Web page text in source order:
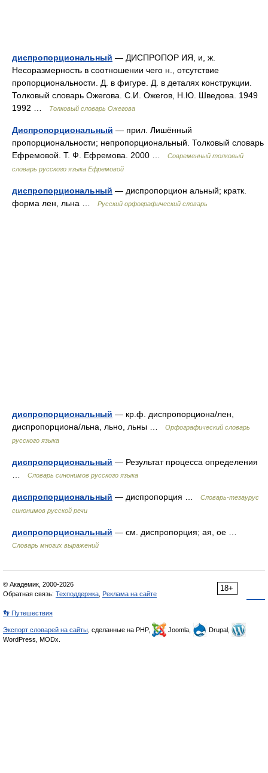
диспропорциональный — ДИСПРОПОР ИЯ, и, ж.
Несоразмерность в соотношении чего н., отсутствие
пропорциональности. Д. в фигуре. Д. в деталях конструкции.
Толковый словарь Ожегова. С.И. Ожегов, Н.Ю. Шведова. 1949
1992 …
Толковый словарь Ожегова
Диспропорциональный — прил. Лишённый
пропорциональности; непропорциональный. Толковый словарь
Ефремовой. Т. Ф. Ефремова. 2000 …
Современный толковый
словарь русского языка Ефремовой
диспропорциональный — диспропорцион альный; кратк.
форма лен, льна …
Русский орфографический словарь
диспропорциональный — кр.ф. диспропорциона/лен,
диспропорциона/льна, льно, льны …
Орфографический словарь
русского языка
диспропорциональный — Результат процесса определения
Словарь синонимов русского языка
диспропорциональный — диспропорция …
Словарь-тезаурус
синонимов русской речи
диспропорциональный — см. диспропорция; ая, ое …
Словарь многих выражений
18+
© Академик, 2000-2026
Обратная связь: Техподдержка Реклама на сайте
👣 Путешествия
Экспорт словарей на сайты , сделанные на PHP, Joomla,
Drupal,
WordPress, MODx.